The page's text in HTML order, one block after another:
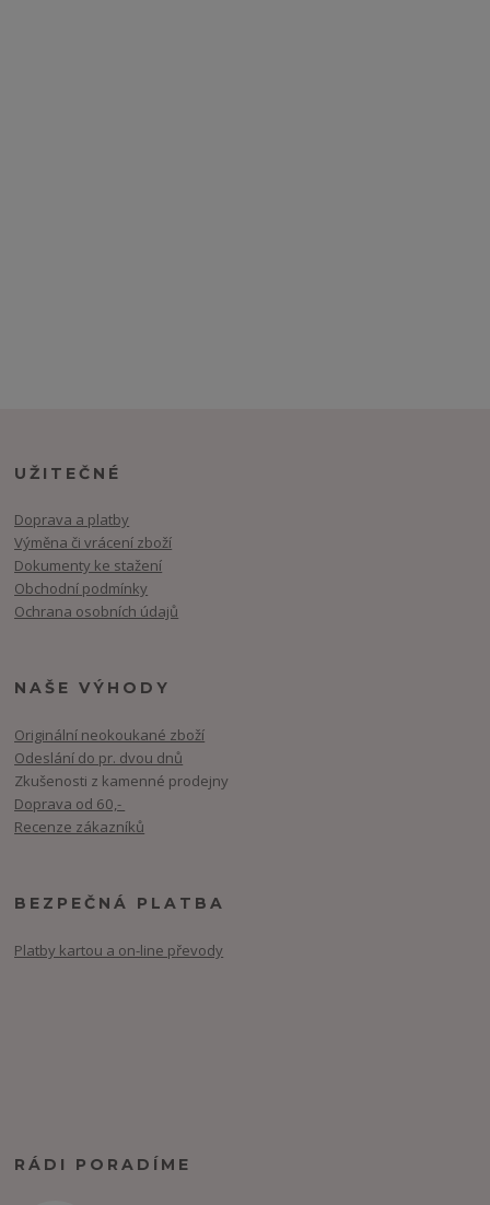
UŽITEČNÉ
Doprava a platby
Výměna či vrácení zboží
Dokumenty ke stažení
Obchodní podmínky
Ochrana osobních údajů
NAŠE VÝHODY
Originální neokoukané zboží
Odeslání do pr. dvou dnů
Zkušenosti z kamenné prodejny
Doprava od 60,-
Recenze zákazníků
BEZPEČNÁ PLATBA
Platby kartou a on-line převody
RÁDI PORADÍME